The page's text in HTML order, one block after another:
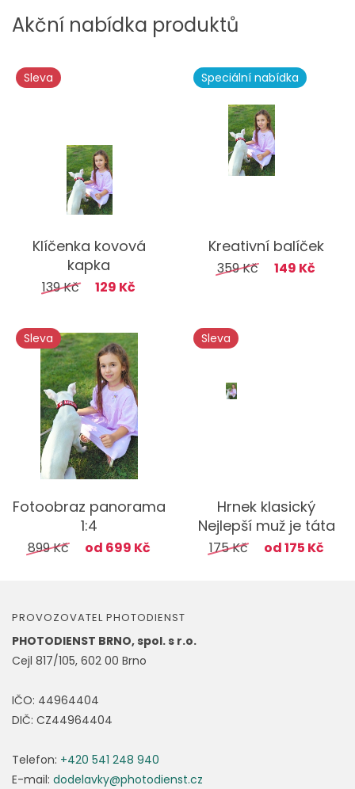
Akční nabídka produktů
Sleva
Klíčenka kovová
kapka
139 Kč 129 Kč
Speciální nabídka
Kreativní balíček
359 Kč 149 Kč
Sleva
Fotoobraz panorama
1:4
899 Kč od 699 Kč
Sleva
Hrnek klasický
Nejlepší muž je táta
175 Kč od 175 Kč
PROVOZOVATEL PHOTODIENST
PHOTODIENST BRNO, spol. s r.o.
Cejl 817/105, 602 00 Brno
IČO: 44964404
DIČ: CZ44964404
Telefon: +420 541 248 940
E-mail: dodelavky@photodienst.cz